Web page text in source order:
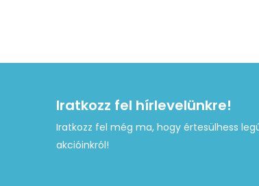
Iratkozz fel hírlevelünkre!
Iratkozz fel még ma, hogy értesülhess
akcióinkról!